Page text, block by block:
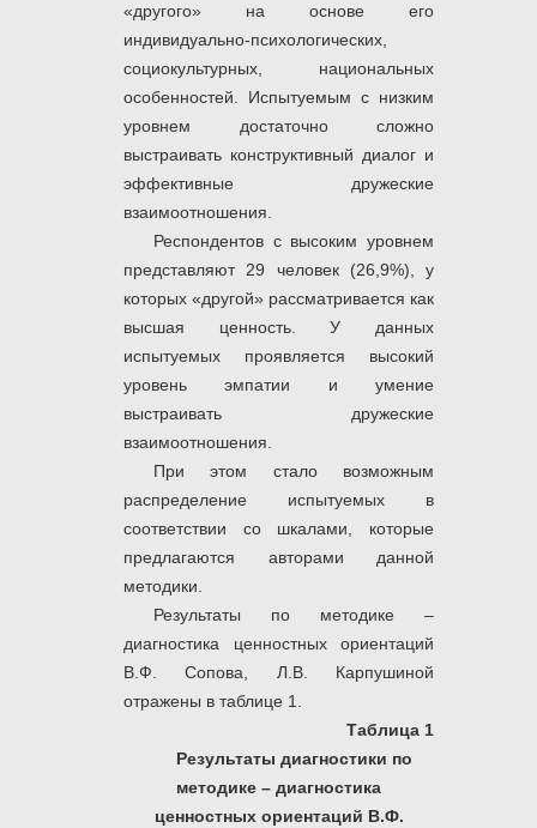
«другого» на основе его
индивидуально-психологических,
социокультурных, национальных
особенностей. Испытуемым с низким
уровнем достаточно сложно
выстраивать конструктивный диалог и
эффективные дружеские
взаимоотношения.
Респондентов с высоким уровнем
представляют 29 человек (26,9%), у
которых «другой» рассматривается как
высшая ценность. У данных
испытуемых проявляется высокий
уровень эмпатии и умение
выстраивать дружеские
взаимоотношения.
При этом стало возможным
распределение испытуемых в
соответствии со шкалами, которые
предлагаются авторами данной
методики.
Результаты по методике –
диагностика ценностных ориентаций
В.Ф. Сопова, Л.В. Карпушиной
отражены в таблице 1.
Таблица 1
Результаты диагностики по
методике – диагностика
ценностных ориентаций В.Ф.